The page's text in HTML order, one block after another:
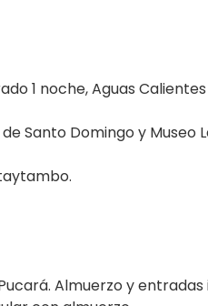
1 noche, Aguas Calientes
Santo Domingo y Museo
Almuerzo y entradas